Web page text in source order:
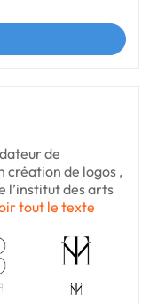
de
création de logos ,
l’institut des arts
tout le texte